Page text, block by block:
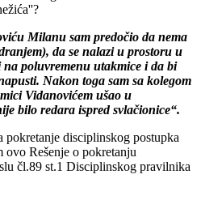
Milanu sam predočio da nema
da se nalazi u prostoru u
na poluvremenu utakmice i da bi
Nakon toga sam sa kolegom
Vidanovićem ušao u
bilo redara ispred svlačionice“.
pokretanje disciplinskog postupka
ovo Rešenje o pokretanju
čl.89 st.1 Disciplinskog pravilnika